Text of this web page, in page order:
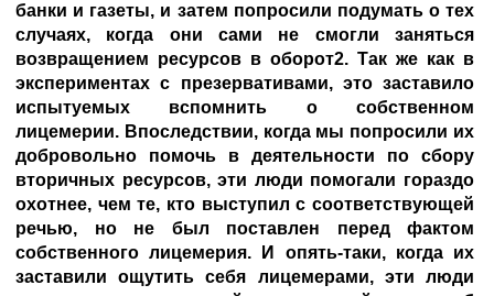
банки и газеты, и затем попросили подумать о тех
случаях, когда они сами не смогли заняться
возвращением ресурсов в оборот2. Так же как в
экспериментах с презервативами, это заставило
испытуемых вспомнить о собственном
лицемерии. Впоследствии, когда мы попросили их
добровольно помочь в деятельности по сбору
вторичных ресурсов, эти люди помогали гораздо
охотнее, чем те, кто выступил с соответствующей
речью, но не был поставлен перед фактом
собственного лицемерия. И опять-таки, когда их
заставили ощутить себя лицемерами, эти люди